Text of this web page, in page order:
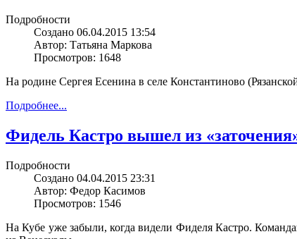
Подробности
Создано 06.04.2015 13:54
Автор: Татьяна Маркова
Просмотров: 1648
На родине Сергея Есенина в селе Константиново
Подробнее...
Фидель Кастро вышел из
Подробности
Создано 04.04.2015 23:31
Автор: Федор Касимов
Просмотров: 1546
На Кубе уже забыли, когда видели Фиделя Кастро.